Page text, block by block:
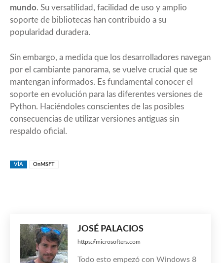
mundo. Su versatilidad, facilidad de uso y amplio
soporte de bibliotecas han contribuido a su
popularidad duradera.
Sin embargo, a medida que los desarrolladores navegan
por el cambiante panorama, se vuelve crucial que se
mantengan informados. Es fundamental conocer el
soporte en evolución para las diferentes versiones de
Python. Haciéndoles conscientes de las posibles
consecuencias de utilizar versiones antiguas sin
respaldo oficial.
VÍA OnMSFT
JOSÉ PALACIOS
https://microsofters.com
Todo esto empezó con Windows 8